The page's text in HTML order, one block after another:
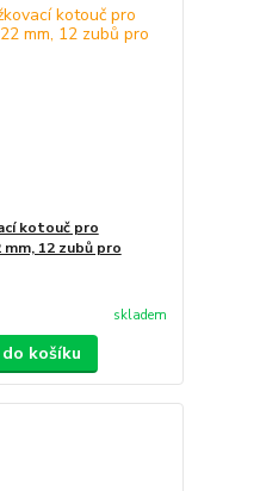
kotouč pro
12 zubů pro
skladem
košíku